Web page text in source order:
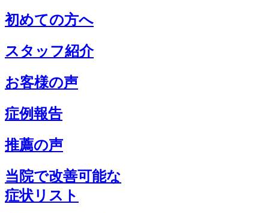
初めての方へ
スタッフ紹介
お客様の声
症例報告
推薦の声
当院で改善可能な
症状リスト